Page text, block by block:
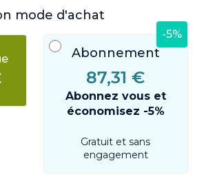
mode d'achat
Abonnement
-5%
87,31 €
Abonnez vous et
économisez -5%
Gratuit et sans
engagement